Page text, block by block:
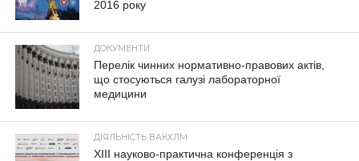
2016 року
ДОКУМЕНТИ
Перелік чинних нормативно-правових актів,
що стосуються галузі лабораторної
медицини
ДІЯЛЬНІСТЬ ВАКХЛМ
XIII науково-практична конференція з